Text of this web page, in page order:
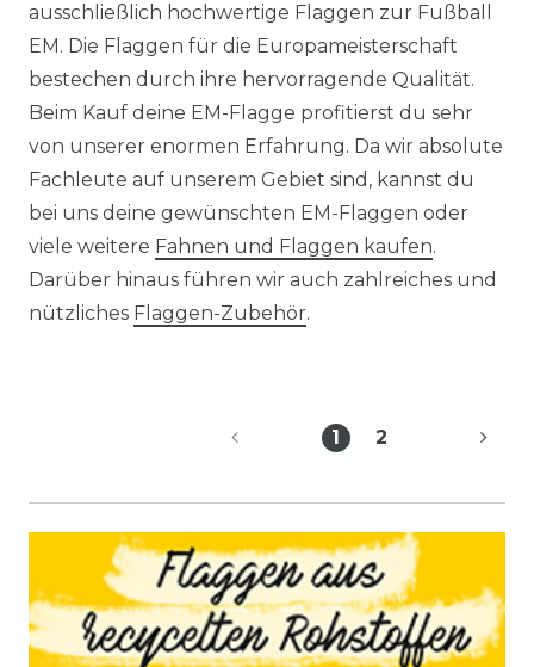
ausschließlich hochwertige Flaggen zur Fußball
EM. Die Flaggen für die Europameisterschaft
bestechen durch ihre hervorragende Qualität.
Beim Kauf deine EM-Flagge profitierst du sehr
von unserer enormen Erfahrung. Da wir absolute
Fachleute auf unserem Gebiet sind, kannst du
bei uns deine gewünschten EM-Flaggen oder
viele weitere Fahnen und Flaggen kaufen.
Darüber hinaus führen wir auch zahlreiches und
nützliches Flaggen-Zubehör.
1 2